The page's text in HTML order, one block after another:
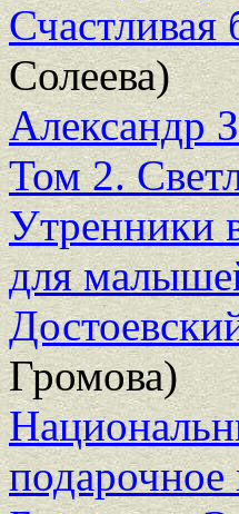
Солеева)
Александр
Том 2.
Утренники
для
Громова)
подарочное